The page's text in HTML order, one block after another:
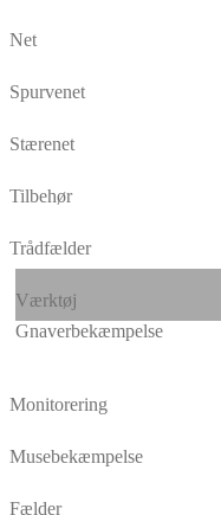
Net
Spurvenet
Stærenet
Tilbehør
Trådfælder
Værktøj
Gnaverbekæmpelse
Monitorering
Musebekæmpelse
Fælder